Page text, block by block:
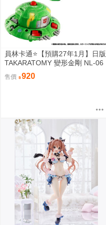
員林卡通⭐️【預購27年1月】日版
TAKARATOMY 變形金剛 NL-06
地球火種 宇宙飛碟 Cosmos
售價 920